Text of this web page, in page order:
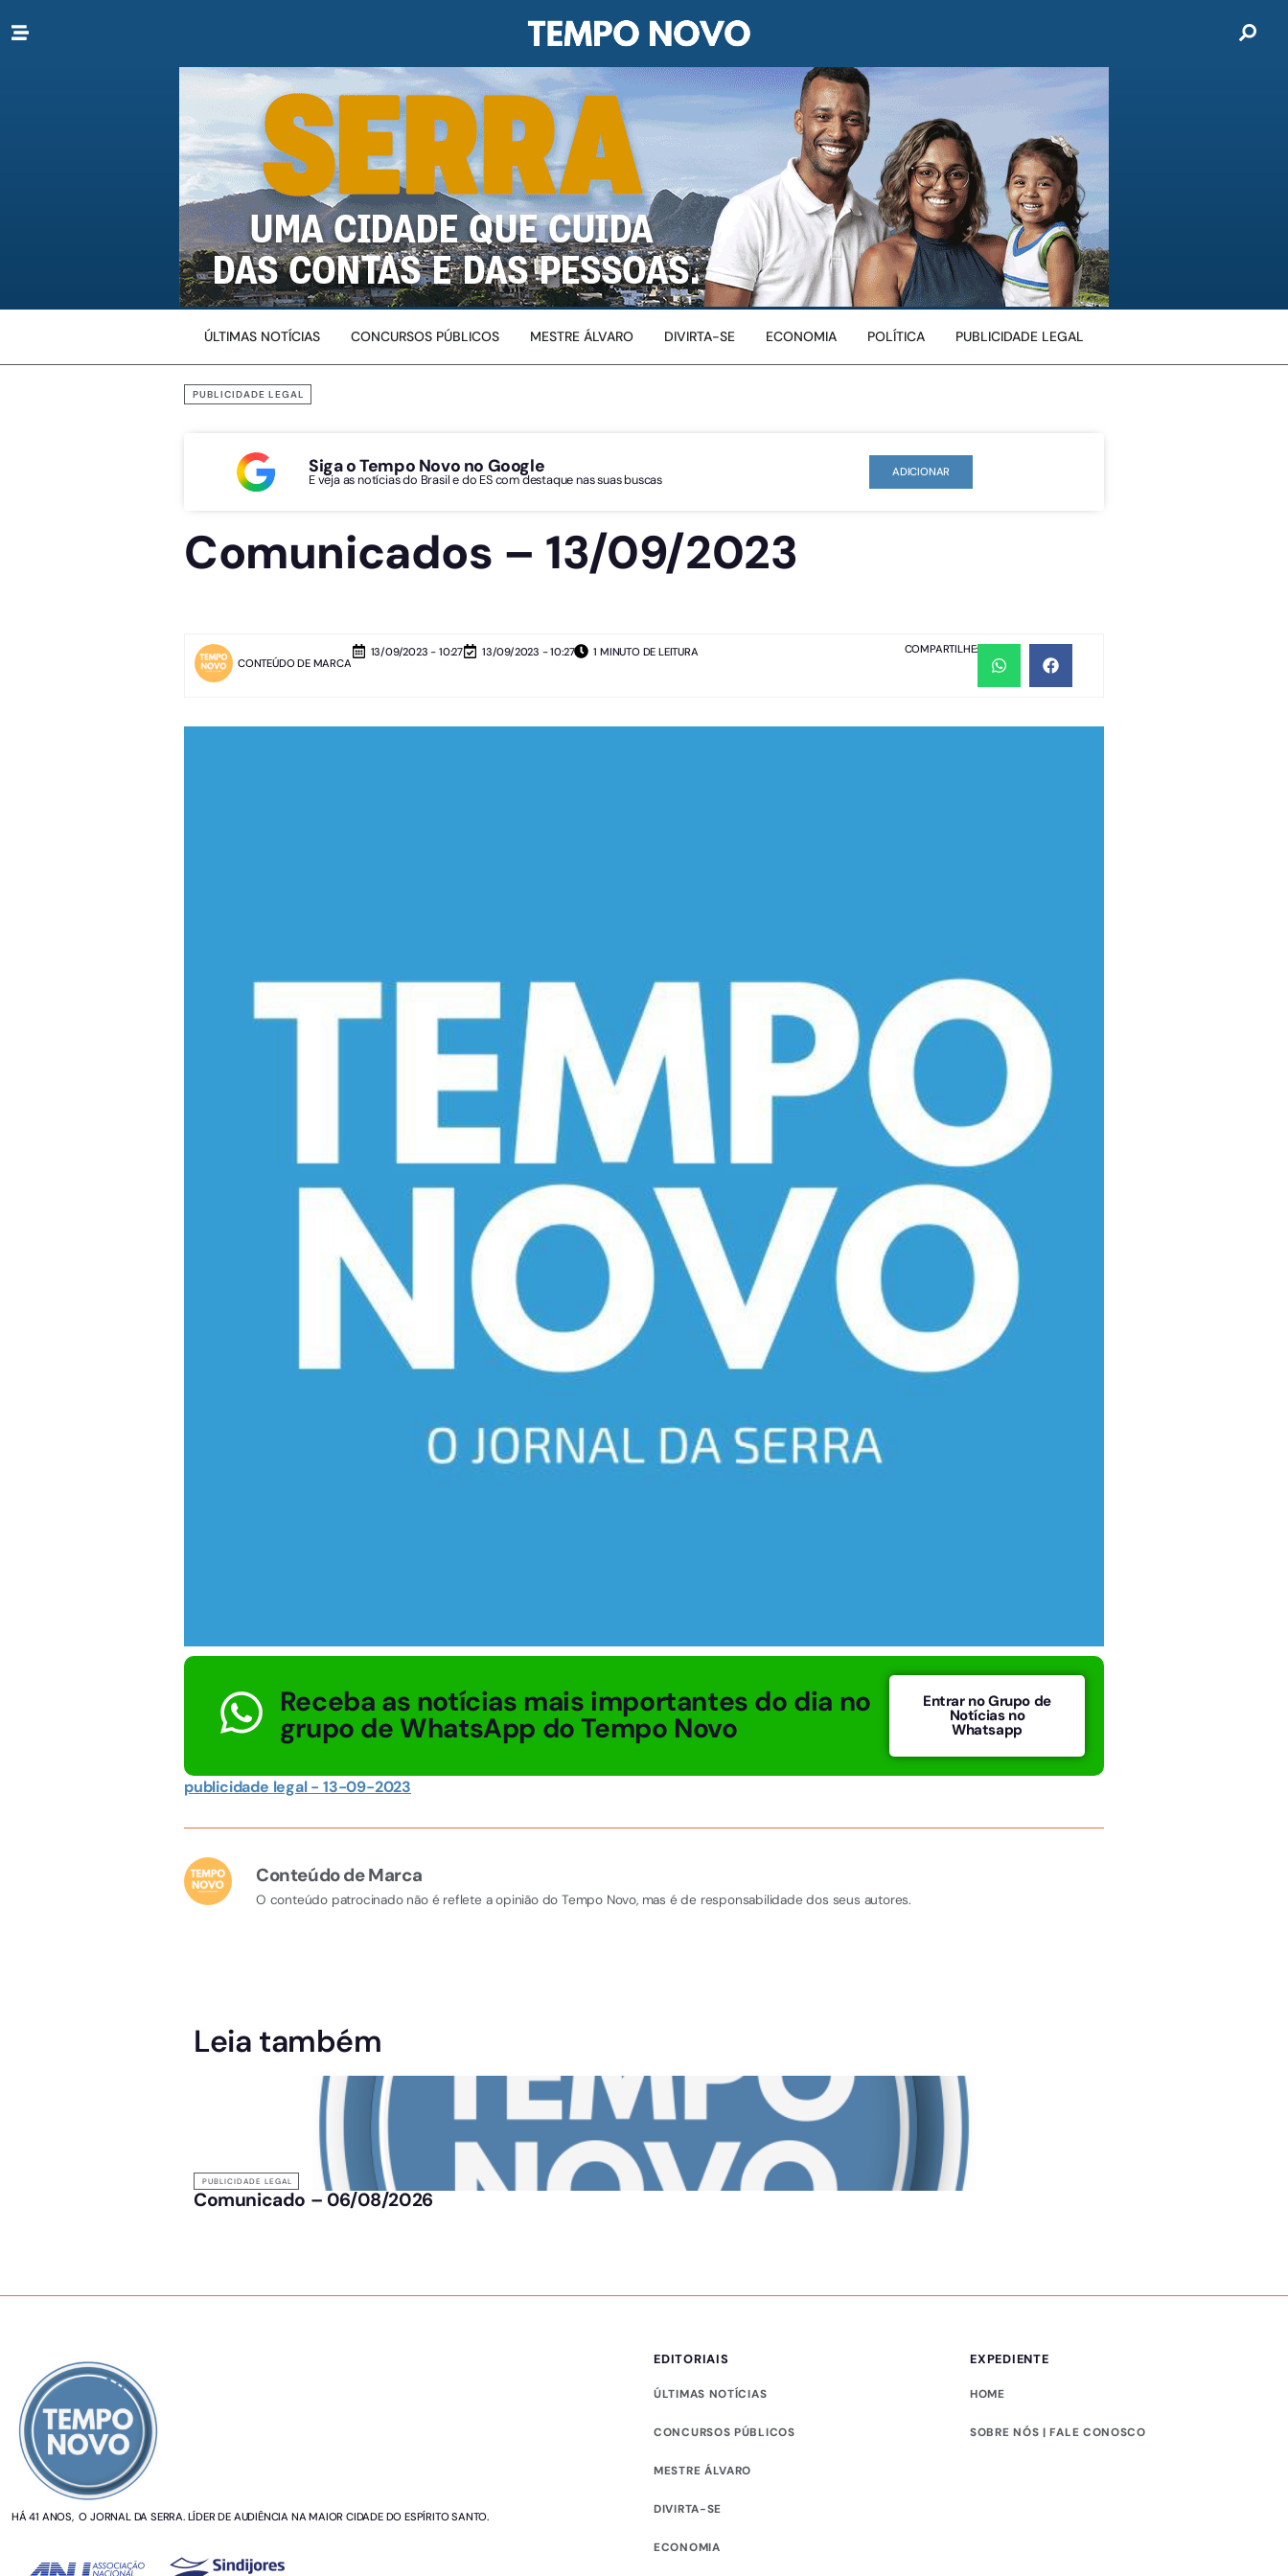
ÚLTIMAS NOTÍCIAS CONCURSOS PÚBLICOS MESTRE ÁLVARO DIVIRTA-SE ECONOMIA POLÍTICA PUBLICIDADE LEGAL
PUBLICIDADE LEGAL
Siga o Tempo Novo no Google
E veja as notícias do Brasil e do ES com destaque nas suas buscas ADICIONAR
Comunicados – 13/09/2023
CONTEÚDO DE MARCA
13/09/2023 - 10:27 13/09/2023 - 10:27 1 MINUTO DE LEITURA COMPARTILHE:
Receba as notícias mais importantes do dia no
grupo de WhatsApp do Tempo Novo
Entrar no Grupo de
Notícias no
Whatsapp
publicidade legal - 13-09-2023
Conteúdo de Marca
O conteúdo patrocinado não é reflete a opinião do Tempo Novo, mas é de responsabilidade dos seus autores.
Leia também
PUBLICIDADE LEGAL
Comunicado – 06/08/2026
HÁ 41 ANOS, O JORNAL DA SERRA. LÍDER DE AUDIÊNCIA NA MAIOR CIDADE DO ESPÍRITO SANTO.
EDITORIAIS
ÚLTIMAS NOTÍCIAS
CONCURSOS PÚBLICOS
MESTRE ÁLVARO
DIVIRTA-SE
ECONOMIA
EXPEDIENTE
HOME
SOBRE NÓS | FALE CONOSCO